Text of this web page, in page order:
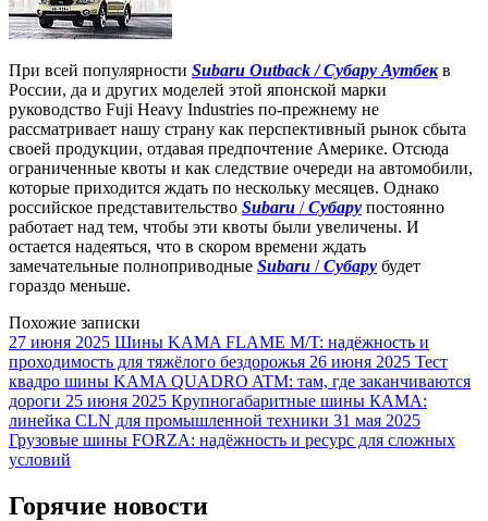
При всей популярности Subaru Outback / Субару Аутбекв
России, да и других моделей этой японской марки
руководство Fuji Heavy Industries по-прежнему не
рассматривает нашу страну как перспективный рынок сбыта
своей продукции, отдавая предпочтение Америке. Отсюда
ограниченные квоты и как следствие очереди на автомобили,
которые приходится ждать по нескольку месяцев. Однако
российское представительство Subaru /Субару постоянно
работает над тем, чтобы эти квоты были увеличены. И
остается надеяться, что в скором времени ждать
замечательные полноприводные Subaru /Субару будет
гораздо меньше.
Похожие записки
27 июня 2025 Шины KAMA FLAME M/T: надёжность и
проходимость для тяжёлого бездорожья 26 июня 2025 Тест
квадро шины KAMA QUADRO ATM: там, где заканчиваются
дороги 25 июня 2025 Крупногабаритные шины КАМА:
линейка CLN для промышленной техники 31 мая 2025
Грузовые шины FORZA: надёжность и ресурс для сложных
условий
Горячие новости